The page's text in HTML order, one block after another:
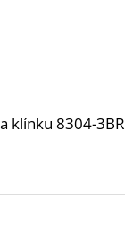
klínku 8304-3BR